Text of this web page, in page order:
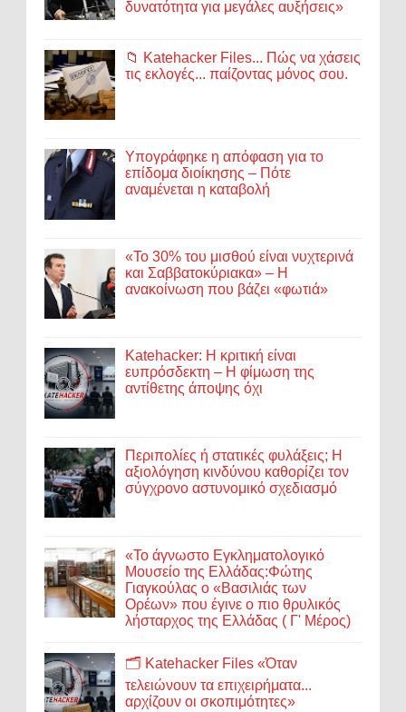
δυνατότητα για μεγάλες αυξήσεις»
📁 Katehacker Files... Πώς να χάσεις
τις εκλογές... παίζοντας μόνος σου.
Υπογράφηκε η απόφαση για το
επίδομα διοίκησης – Πότε
αναμένεται η καταβολή
«Το 30% του μισθού είναι νυχτερινά
και Σαββατοκύριακα» – Η
ανακοίνωση που βάζει «φωτιά»
Katehacker: Η κριτική είναι
ευπρόσδεκτη – Η φίμωση της
αντίθετης άποψης όχι
Περιπολίες ή στατικές φυλάξεις; Η
αξιολόγηση κινδύνου καθορίζει τον
σύγχρονο αστυνομικό σχεδιασμό
«Το άγνωστο Εγκληματολογικό
Μουσείο της Ελλάδας:Φώτης
Γιαγκούλας ο «Βασιλιάς των
Ορέων» που έγινε ο πιο θρυλικός
λήσταρχος της Ελλάδας ( Γ' Μέρος)
🗂️ Katehacker Files «Όταν
τελειώνουν τα επιχειρήματα...
αρχίζουν οι σκοπιμότητες»